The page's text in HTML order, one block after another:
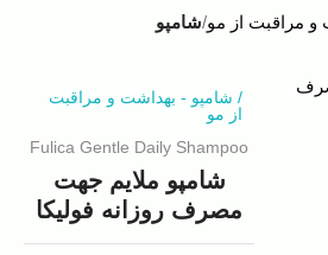
و مراقبت از مو شامپو
/ شامپو - بهداشت و مراقبت
از مو
Fulica Gentle Daily Shampoo
شامپو ملایم جهت
مصرف روزانه فولیکا